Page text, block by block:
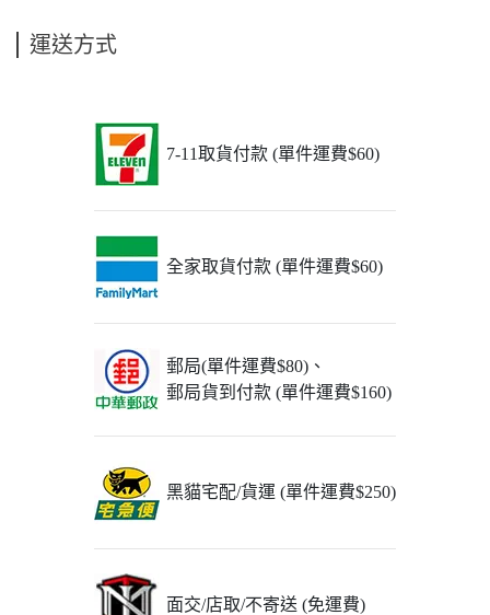
運送方式
7-11取貨付款 (單件運費$60)
全家取貨付款 (單件運費$60)
郵局(單件運費$80)、
郵局貨到付款 (單件運費$160)
黑貓宅配/貨運 (單件運費$250)
面交/店取/不寄送 (免運費)